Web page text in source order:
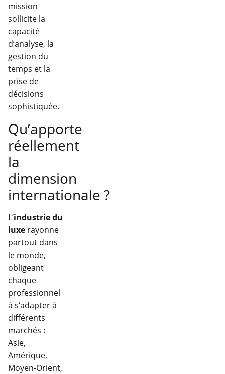
mission
sollicite la
capacité
d’analyse, la
gestion du
temps et la
prise de
décisions
sophistiquée.
Qu’apporte
réellement
la
dimension
internationale ?
L’industrie du
luxe rayonne
partout dans
le monde,
obligeant
chaque
professionnel
à s‘adapter à
différents
marchés :
Asie,
Amérique,
Moyen-Orient,